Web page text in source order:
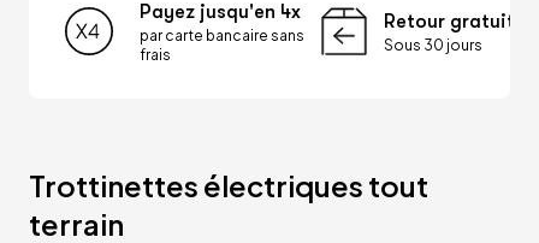
Payez jusqu'en 4x
par carte bancaire sans
frais
Retour gratuit
Sous 30 jours
Trottinettes électriques tout
terrain